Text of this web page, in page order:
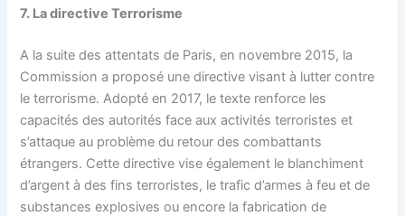
7. La directive Terrorisme
A la suite des attentats de Paris, en novembre 2015, la
Commission a proposé une directive visant à lutter contre
le terrorisme. Adopté en 2017, le texte renforce les
capacités des autorités face aux activités terroristes et
s’attaque au problème du retour des combattants
étrangers. Cette directive vise également le blanchiment
d’argent à des fins terroristes, le trafic d’armes à feu et de
substances explosives ou encore la fabrication de